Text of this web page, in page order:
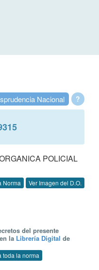
?
Nacional
POLICIAL
Norma Ver Imagen del D.O.
del presente
la Librería Digital de
toda la norma